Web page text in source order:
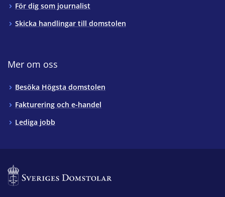
För dig som journalist
Skicka handlingar till domstolen
Mer om oss
Besöka Högsta domstolen
Fakturering och e-handel
Lediga jobb